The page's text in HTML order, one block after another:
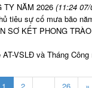
TY NĂM 2026 (11:24
tiêu sự cố mưa bão
SƠ KẾT PHONG
VSLĐ và Tháng